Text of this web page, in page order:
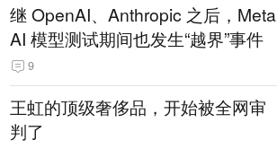
继 OpenAI、Anthropic 之后，Meta
AI 模型测试期间也发生“越界”事件
9
王虹的顶级奢侈品，开始被全网审
判了